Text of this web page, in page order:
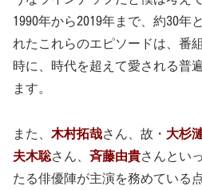
1990年から2019年まで、約30年
れたこれらのエピソードは、番
時に、時代を超えて愛される普
ます。
また、 木村拓哉さん、故・ 大杉
夫木聡さん、斉藤由貴さんとい
たる俳優陣が主演を務めている